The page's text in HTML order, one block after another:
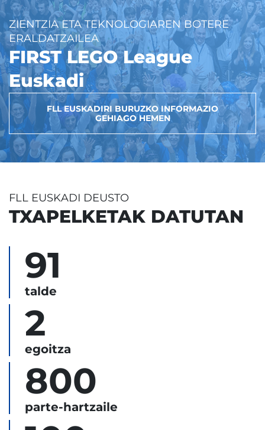
ZIENTZIA ETA TEKNOLOGIAREN BOTERE
ERALDATZAILEA
FIRST LEGO League
Euskadi
FLL EUSKADIRI BURUZKO INFORMAZIO
GEHIAGO HEMEN
FLL EUSKADI DEUSTO
TXAPELKETAK DATUTAN
91
talde
2
egoitza
800
parte-hartzaile